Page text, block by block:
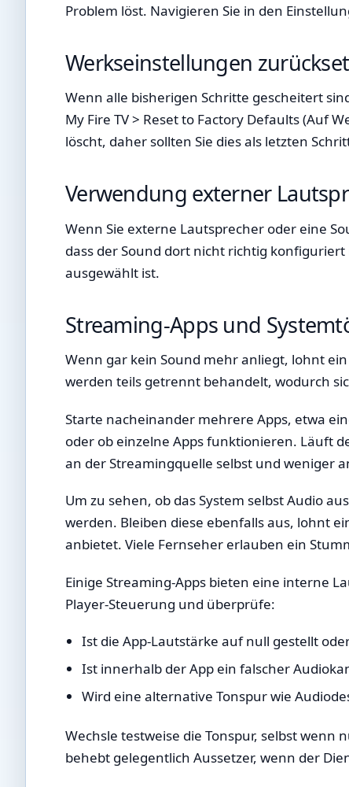
Problem löst. Navigieren Sie in den
Werkseinstellungen
Wenn alle bisherigen Schritte gescheitert
My Fire TV > Reset to Factory Defaults (Auf
löscht, daher sollten Sie dies als letzten
Verwendung externer
Wenn Sie externe Lautsprecher oder eine
dass der Sound dort nicht richtig
ausgewählt ist.
Streaming-Apps und
Wenn gar kein Sound mehr anliegt, lohnt
werden teils getrennt behandelt, wodurch
Starte nacheinander mehrere Apps, etwa
oder ob einzelne Apps funktionieren. Läuft
an der Streamingquelle selbst und weniger
Um zu sehen, ob das System selbst Audio
werden. Bleiben diese ebenfalls aus, lohnt
anbietet. Viele Fernseher erlauben ein
Einige Streaming-Apps bieten eine interne
Player-Steuerung und überprüfe:
Ist die App-Lautstärke auf null gestellt
Ist innerhalb der App ein falscher
Wird eine alternative Tonspur wie
Wechsle testweise die Tonspur, selbst wenn
behebt gelegentlich Aussetzer, wenn der